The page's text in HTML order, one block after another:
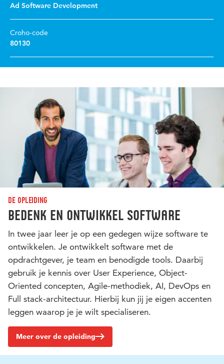
Ad Software Development
Croho-code
80130
De opleiding
Bedenk en ontwikkel software
In twee jaar leer je op een gedegen wijze software te
ontwikkelen. Je ontwikkelt software met de
opdrachtgever, je team en benodigde tools. Daarbij
gebruik je kennis over User Experience, Object-
Oriented concepten, Agile-methodiek, AI, DevOps en
Full stack-architectuur. Hierbij kun jij je eigen accenten
leggen waarop je je wilt specialiseren.
Meer over de opleiding